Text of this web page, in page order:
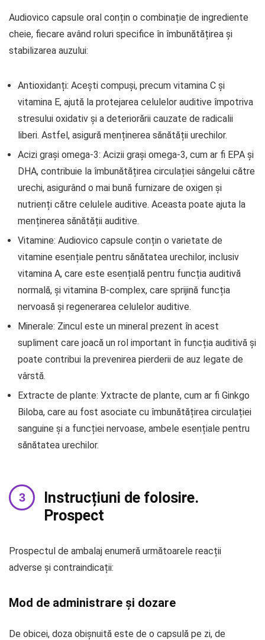
Audiovico capsule oral conțin o combinație de ingrediente
cheie, fiecare având roluri specifice în îmbunătățirea și
stabilizarea auzului:
Antioxidanți: Acești compuși, precum vitamina C și
vitamina E, ajută la protejarea celulelor auditive împotriva
stresului oxidativ și a deteriorării cauzate de radicalii
liberi. Astfel, asigură menținerea sănătății urechilor.
Acizi grași omega-3: Acizii grași omega-3, cum ar fi EPA și
DHA, contribuie la îmbunătățirea circulației sângelui către
urechi, asigurând o mai bună furnizare de oxigen și
nutrienți către celulele auditive. Aceasta poate ajuta la
menținerea sănătății auditive.
Vitamine: Audiovico capsule conțin o varietate de
vitamine esențiale pentru sănătatea urechilor, inclusiv
vitamina A, care este esențială pentru funcția auditivă
normală, și vitamina B-complex, care sprijină funcția
nervoasă și regenerarea celulelor auditive.
Minerale: Zincul este un mineral prezent în acest
supliment care joacă un rol important în funcția auditivă și
poate contribui la prevenirea pierderii de auz legate de
vârstă.
Extracte de plante: Уxtracte de plante, cum ar fi Ginkgo
Biloba, care au fost asociate cu îmbunătățirea circulației
sanguine și a funcției nervoase, ambele esențiale pentru
sănătatea urechilor.
Instrucțiuni de folosire.
Prospect
Prospectul de ambalaj enumeră următoarele reacții
adverse și contraindicații:
Mod de administrare și dozare
De obicei, doza obișnuită este de o capsulă pe zi, de